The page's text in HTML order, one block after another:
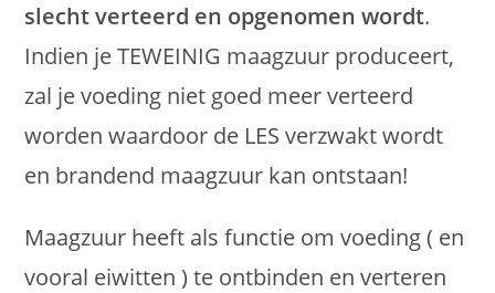
slecht verteerd en opgenomen wordt.
Indien je TEWEINIG maagzuur produceert,
zal je voeding niet goed meer verteerd
worden waardoor de LES verzwakt wordt
en brandend maagzuur kan ontstaan!
Maagzuur heeft als functie om voeding ( en
vooral eiwitten ) te ontbinden en verteren